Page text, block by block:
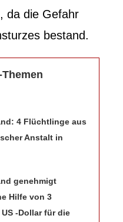
da die Gefahr
bestand.
4 Flüchtlinge aus
Anstalt in
genehmigt
Hilfe von 3
-Dollar für die